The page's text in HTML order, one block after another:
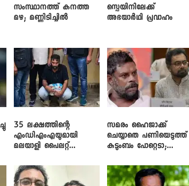
സംസ്ഥാനത്ത് കനത്ത
മഴ; മണ്ണിടിച്ചിൽ
സ്പെയിനിലേക്ക്
അഭയാർഥി പ്രവാഹം
35 ലക്ഷത്തിന്റെ
എംഡിഎംഎയുമായി
മലയാളി പൈലറ്റ്
സമരം ഹൈജാക്ക്
ചെയ്യാതെ പണിയെടുത്ത്
കുടുംബം പോറ്റെടാ;
വിനായകൻ